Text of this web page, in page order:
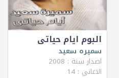
البوم ايام حياتى
سميره سعيد
اصدار سنة : 2008
الاغاني : 14